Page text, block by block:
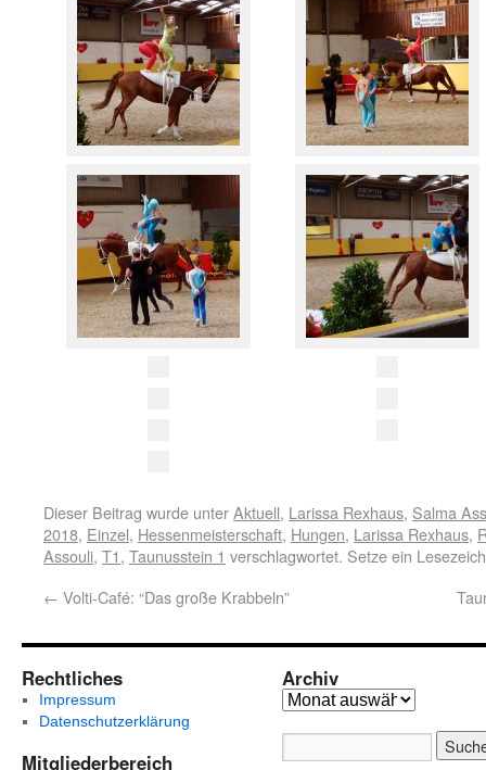
Dieser Beitrag wurde unterAktuell, Larissa Rexhaus, Salma
2018, Einzel, Hessenmeisterschaft, Hungen, Larissa Rexhaus,
Assouli, T1, Taunusstein 1 verschlagwortet. Setze ein
← Volti-Café: “Das große Krabbeln”
Rechtliches
Impressum
Datenschutzerklärung
Mitgliederbereich
Archiv